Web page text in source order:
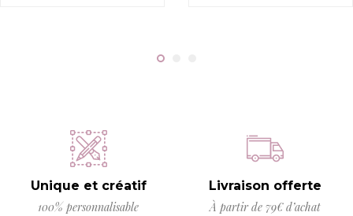
Unique et créatif
100% personnalisable
Livraison offerte
À partir de 79€ d’achat